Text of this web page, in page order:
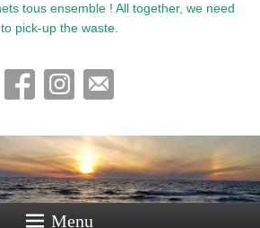
tous ensemble ! All together, we need
to pick-up the waste.
Menu